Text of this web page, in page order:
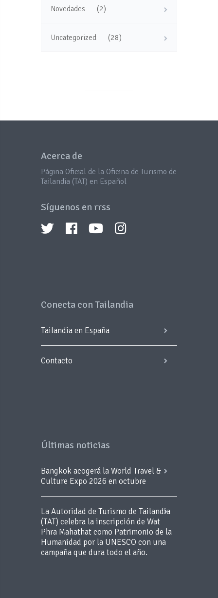
Novedades (2)
Uncategorized (28)
Acerca de
Página Oficial de la Oficina de Turismo de
Tailandia (TAT) en Español
Síguenos en rrss
Conecta con Tailandia
Tailandia en España
Contacto
Últimas noticias
Bangkok acogerá la World Travel &
Culture Expo 2026 en octubre
La Autoridad de Turismo de Tailandia
(TAT) celebra la inscripción de Wat
Phra Mahathat como Patrimonio de la
Humanidad por la UNESCO con una
campaña que dura todo el año.